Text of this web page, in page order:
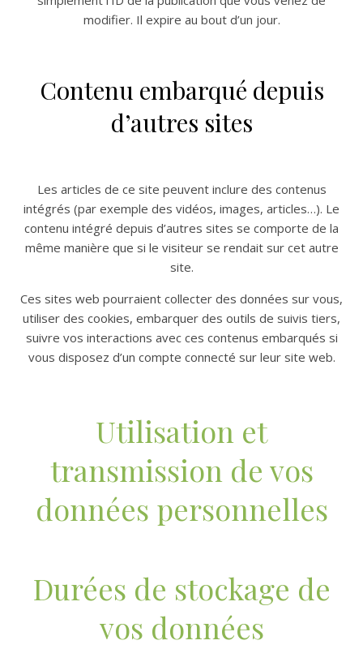
modifier. Il expire au bout d’un jour.
Contenu embarqué depuis
d’autres sites
Les articles de ce site peuvent inclure des contenus
intégrés (par exemple des vidéos, images, articles…). Le
contenu intégré depuis d’autres sites se comporte de la
même manière que si le visiteur se rendait sur cet autre
site.
Ces sites web pourraient collecter des données sur vous,
utiliser des cookies, embarquer des outils de suivis tiers,
suivre vos interactions avec ces contenus embarqués si
vous disposez d’un compte connecté sur leur site web.
Utilisation et
transmission de vos
données personnelles
Durées de stockage de
vos données